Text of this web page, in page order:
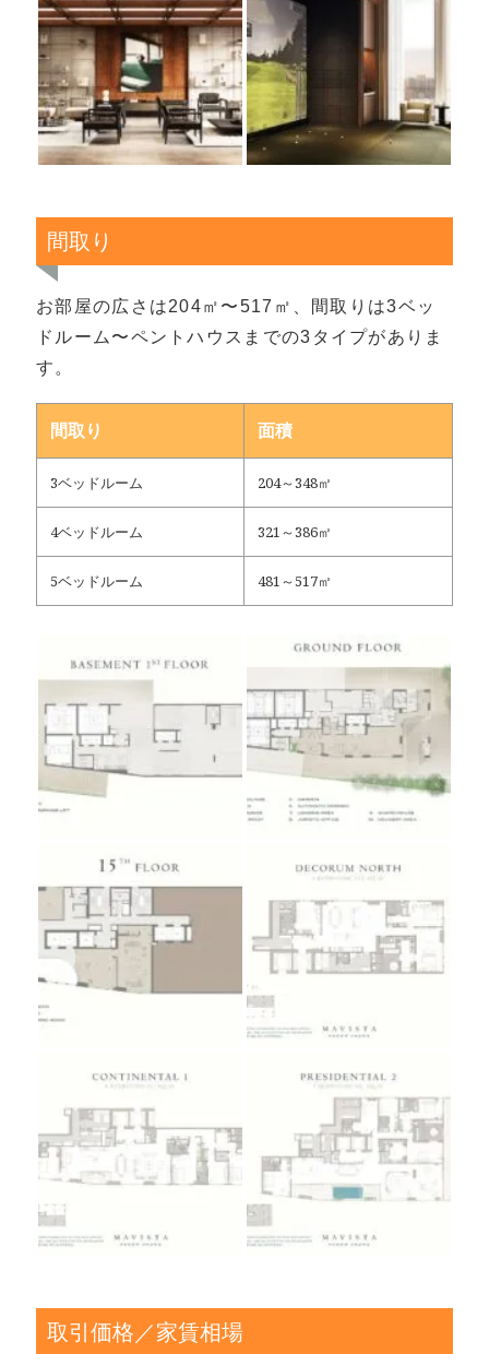
間取り
お部屋の広さは204㎡〜517㎡、間取りは3ベッ
ドルーム〜ペントハウスまでの3タイプがありま
す。
間取り 面積
3ベッドルーム 204～348㎡
4ベッドルーム 321～386㎡
5ベッドルーム 481～517㎡
取引価格／家賃相場